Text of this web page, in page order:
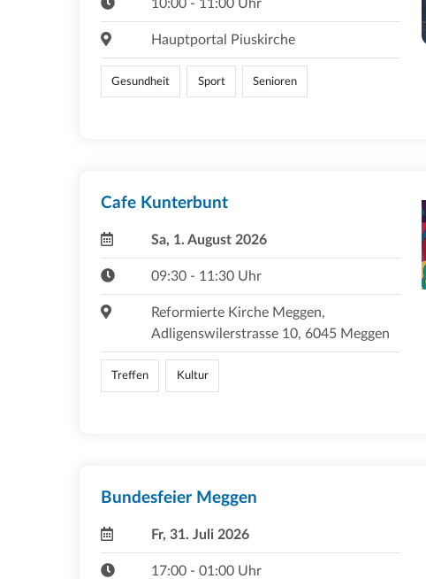
10:00 - 11:00 Uhr
Hauptportal Piuskirche
Gesundheit Sport Senioren
Cafe Kunterbunt
Sa, 1. August 2026
09:30 - 11:30 Uhr
Reformierte Kirche Meggen,
Adligenswilerstrasse 10, 6045 Meggen
Treffen Kultur
Bundesfeier Meggen
Fr, 31. Juli 2026
17:00 - 01:00 Uhr